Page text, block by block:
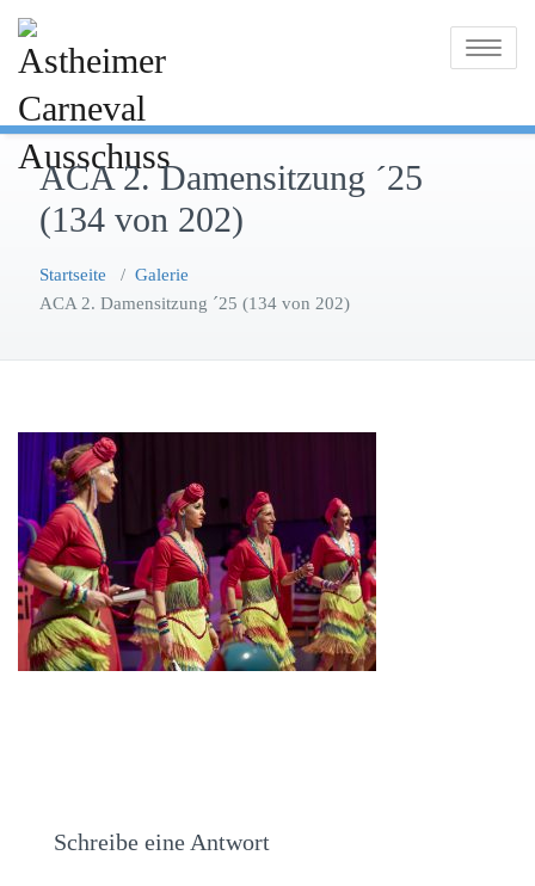
springen
Toggle
ACA 2. Damensitzung ´25
(134 von 202)
Startseite / Galerie
ACA 2. Damensitzung ´25 (134 von 202)
Schreibe eine Antwort